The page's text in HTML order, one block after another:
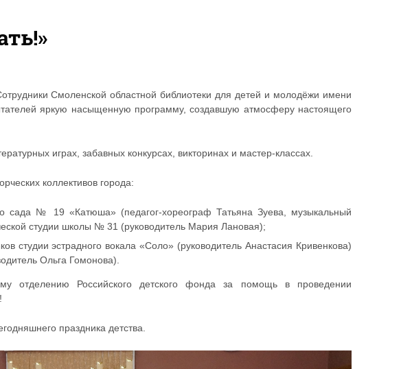
Смоленской областной библиотеки для детей и молодёжи имени
яркую насыщенную программу, создавшую атмосферу настоящего
играх, забавных конкурсах, викторинах и мастер-классах.
коллективов города:
сада № 19 «Катюша» (педагог-хореограф Татьяна Зуева, музыкальный
студии школы № 31 (руководитель Мария Лановая);
студии эстрадного вокала «Соло» (руководитель Анастасия Кривенкова)
Ольга Гомонова).
отделению Российского детского фонда за помощь в проведении
праздника детства.